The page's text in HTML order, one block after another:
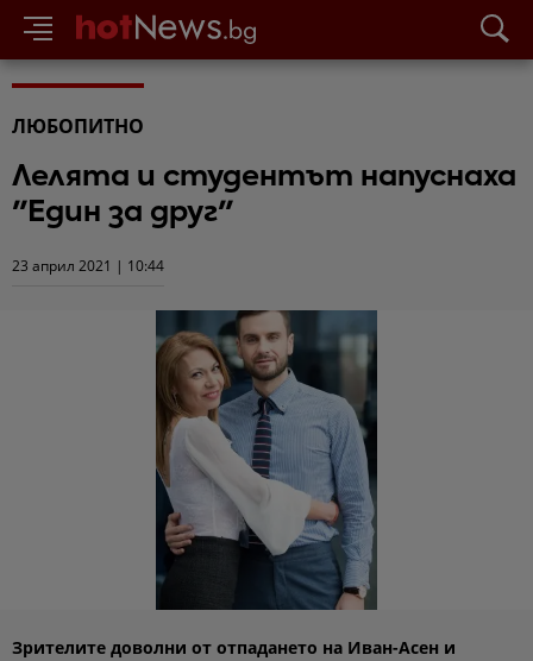
ЛЮБОПИТНО
Лелята и студентът напуснаха
"Един за друг"
23 април 2021 | 10:44
Зрителите доволни от отпадането на Иван-Асен и